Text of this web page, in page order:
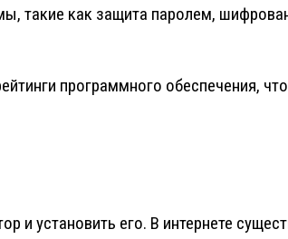
такие как защита паролем,
программного обеспечения,
установить его. В интернете